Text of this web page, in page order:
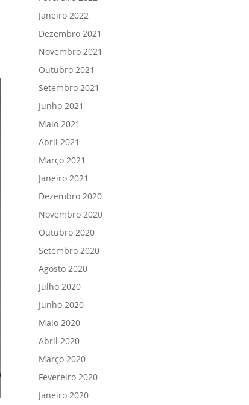
Janeiro 2022
Dezembro 2021
Novembro 2021
Outubro 2021
Setembro 2021
Junho 2021
Maio 2021
Abril 2021
Março 2021
Janeiro 2021
Dezembro 2020
Novembro 2020
Outubro 2020
Setembro 2020
Agosto 2020
Julho 2020
Junho 2020
Maio 2020
Abril 2020
Março 2020
Fevereiro 2020
Janeiro 2020